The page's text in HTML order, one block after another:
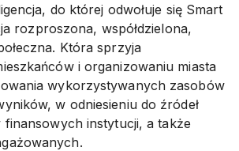
do której odwołuje się Smart
rozproszona, współdzielona,
Która sprzyja
i organizowaniu miasta
wykorzystywanych zasobów
w odniesieniu do źródeł
finansowych instytucji, a także